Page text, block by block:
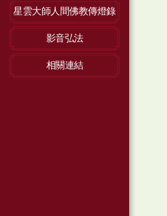
星雲大師人間佛教傳燈錄
影音弘法
相關連結